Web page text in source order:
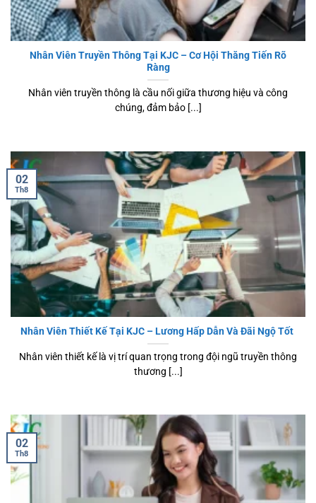
Nhân Viên Truyền Thông Tại KJC – Cơ Hội Thăng Tiến Rõ
Ràng
Nhân viên truyền thông là cầu nối giữa thương hiệu và công
chúng, đảm bảo [...]
Nhân Viên Thiết Kế Tại KJC – Lương Hấp Dẫn Và Đãi Ngộ Tốt
Nhân viên thiết kế là vị trí quan trọng trong đội ngũ truyền thông
thương [...]
02
Th8
02
Th8